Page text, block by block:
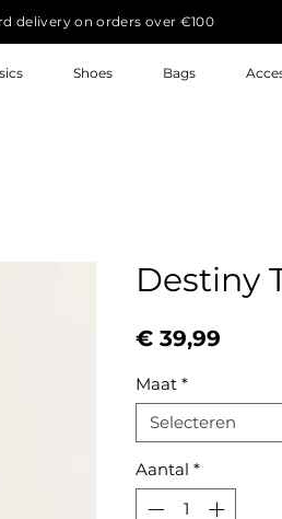
delivery on orders over €100
Shoes Bags
Destiny
€ 39,99
Maat *
Selecteren
Aantal *